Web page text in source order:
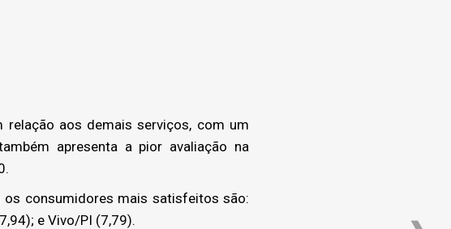
aos demais serviços, com um
apresenta a pior avaliação na
consumidores mais satisfeitos são:
e Vivo/PI (7,79).